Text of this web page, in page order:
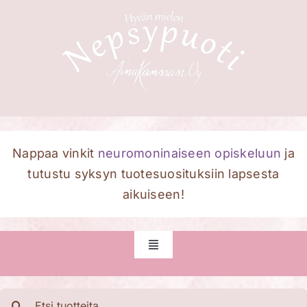
Nappaa vinkit neuromoninaiseen opiskeluun ja
tutustu syksyn tuotesuosituksiin lapsesta
aikuiseen!
Toggle
Etusivu